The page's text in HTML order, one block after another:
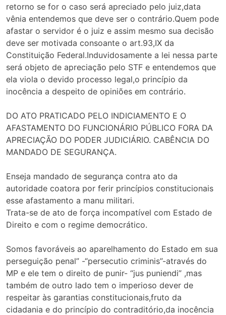
retorno se for o caso será apreciado pelo juiz,data
vênia entendemos que deve ser o contrário.Quem pode
afastar o servidor é o juiz e assim mesmo sua decisão
deve ser motivada consoante o art.93,IX da
Constituição Federal.Induvidosamente a lei nessa parte
será objeto de apreciação pelo STF e entendemos que
ela viola o devido processo legal,o princípio da
inocência a despeito de opiniões em contrário.
DO ATO PRATICADO PELO INDICIAMENTO E O
AFASTAMENTO DO FUNCIONÁRIO PÚBLICO FORA DA
APRECIAÇÃO DO PODER JUDICIÁRIO. CABÊNCIA DO
MANDADO DE SEGURANÇA.
Enseja mandado de segurança contra ato da
autoridade coatora por ferir princípios constitucionais
esse afastamento a manu militari.
Trata-se de ato de força incompatível com Estado de
Direito e com o regime democrático.
Somos favoráveis ao aparelhamento do Estado em sua
perseguição penal” -“persecutio criminis”-através do
MP e ele tem o direito de punir- “jus puniendi” ,mas
também de outro lado tem o imperioso dever de
respeitar às garantias constitucionais,fruto da
cidadania e do princípio do contraditório,da inocência